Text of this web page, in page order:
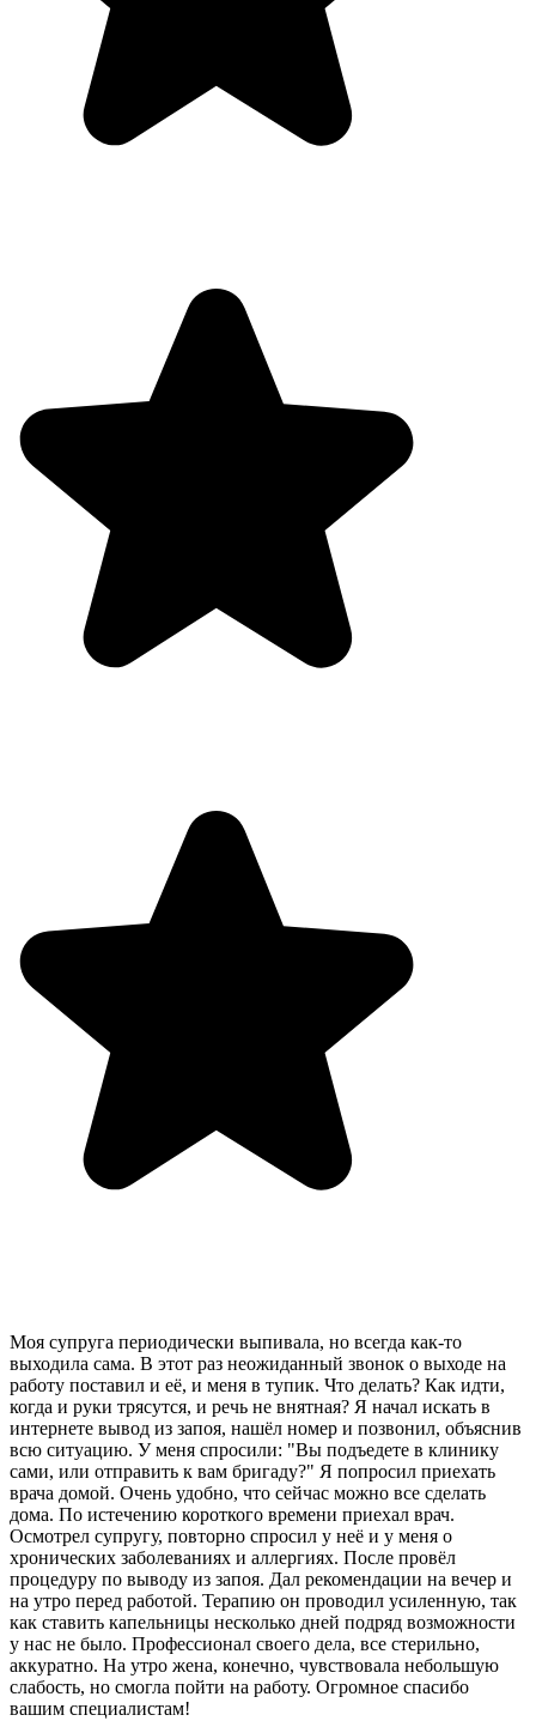
Моя супруга периодически выпивала, но всегда как-то
выходила сама. В этот раз неожиданный звонок о выходе на
работу поставил и её, и меня в тупик. Что делать? Как идти,
когда и руки трясутся, и речь не внятная? Я начал искать в
интернете вывод из запоя, нашёл номер и позвонил, объяснив
всю ситуацию. У меня спросили: "Вы подъедете в клинику
сами, или отправить к вам бригаду?" Я попросил приехать
врача домой. Очень удобно, что сейчас можно все сделать
дома. По истечению короткого времени приехал врач.
Осмотрел супругу, повторно спросил у неё и у меня о
хронических заболеваниях и аллергиях. После провёл
процедуру по выводу из запоя. Дал рекомендации на вечер и
на утро перед работой. Терапию он проводил усиленную, так
как ставить капельницы несколько дней подряд возможности
у нас не было. Профессионал своего дела, все стерильно,
аккуратно. На утро жена, конечно, чувствовала небольшую
слабость, но смогла пойти на работу. Огромное спасибо
вашим специалистам!